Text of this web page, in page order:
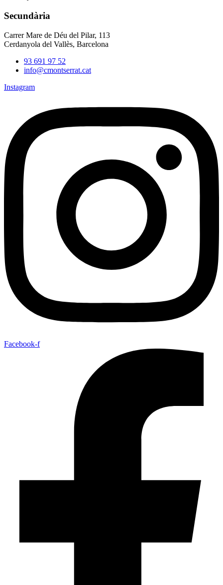
Secundària
Carrer Mare de Déu del Pilar, 113
Cerdanyola del Vallès, Barcelona
93 691 97 52
info@cmontserrat.cat
Instagram
Facebook-f